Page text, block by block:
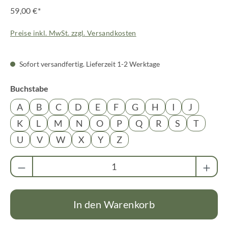
59,00 €*
Preise inkl. MwSt. zzgl. Versandkosten
Sofort versandfertig. Lieferzeit 1-2 Werktage
Buchstabe
A B C D E F G H I
J
K
L M N O P Q R S
T
U
V W X Y Z
Produkt Anzahl: Gib den gewünschten Wert
In den Warenkorb